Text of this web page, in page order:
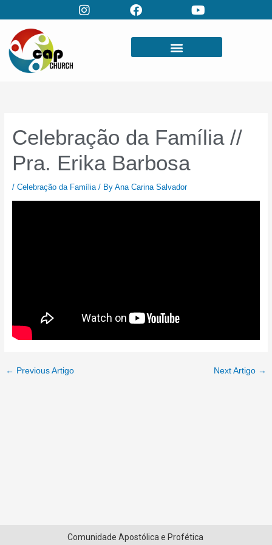
to
content
Celebração da Família //
Pra. Erika Barbosa
/Celebração da Família/ ByAna Carina Salvador
← Previous Artigo Next Artigo →
Comunidade Apostólica e Profética